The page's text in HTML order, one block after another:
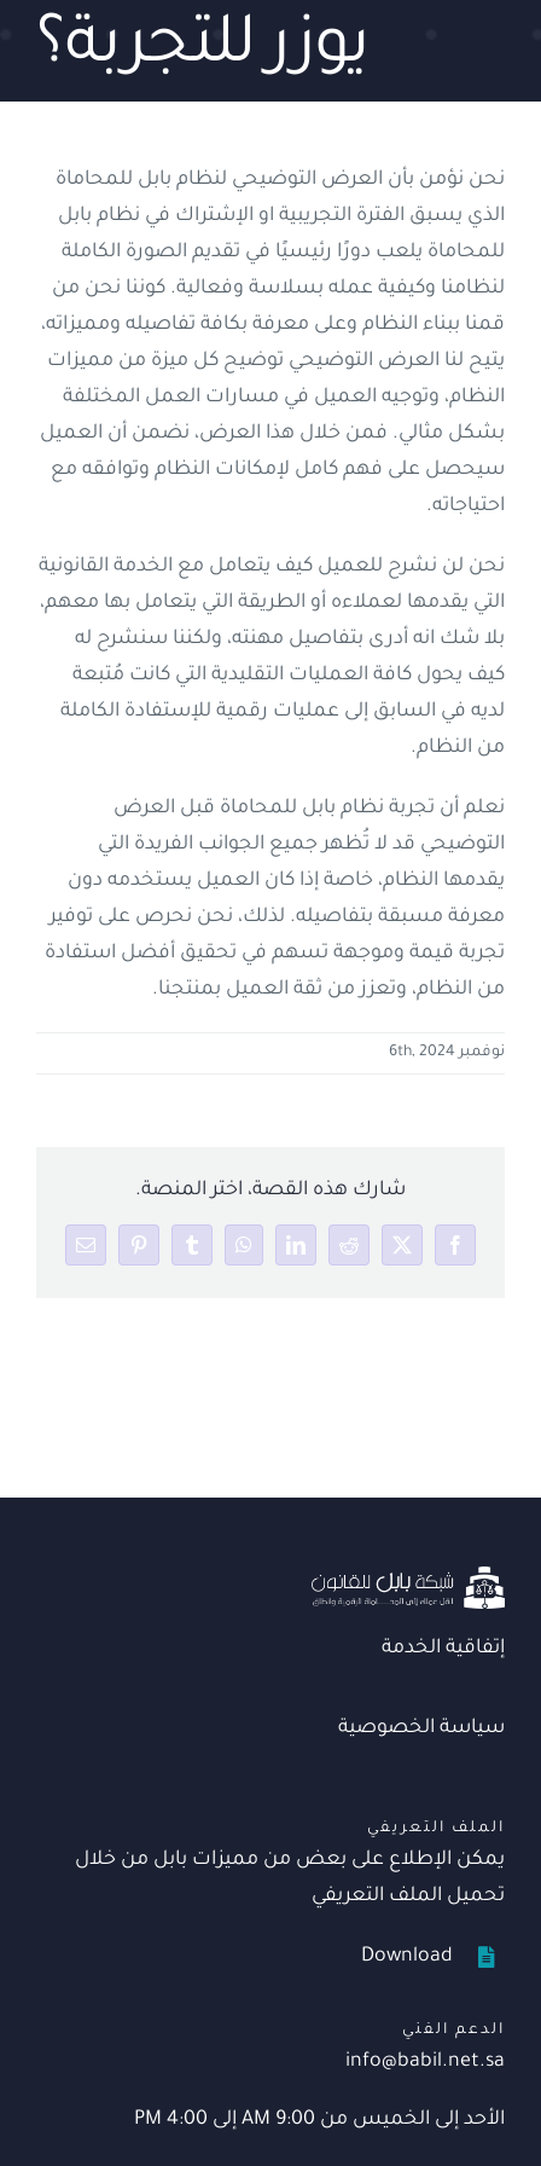
إتصل بنا
يوزر للتجربة؟
نحن نؤمن بأن العرض التوضيحي لنظام بابل للمحاماة
الذي يسبق الفترة التجريبية او الإشتراك في نظام بابل
للمحاماة يلعب دورًا رئيسيًا في تقديم الصورة الكاملة
لنظامنا وكيفية عمله بسلاسة وفعالية. كوننا نحن من
قمنا ببناء النظام وعلى معرفة بكافة تفاصيله ومميزاته،
يتيح لنا العرض التوضيحي توضيح كل ميزة من مميزات
النظام، وتوجيه العميل في مسارات العمل المختلفة
بشكل مثالي. فمن خلال هذا العرض، نضمن أن العميل
سيحصل على فهم كامل لإمكانات النظام وتوافقه مع
احتياجاته.
نحن لن نشرح للعميل كيف يتعامل مع الخدمة القانونية
التي يقدمها لعملاءه أو الطريقة التي يتعامل بها معهم،
بلا شك انه أدرى بتفاصيل مهنته، ولكننا سنشرح له
كيف يحول كافة العمليات التقليدية التي كانت مُتبعة
لديه في السابق إلى عمليات رقمية للإستفادة الكاملة
من النظام.
نعلم أن تجربة نظام بابل للمحاماة قبل العرض
التوضيحي قد لا تُظهر جميع الجوانب الفريدة التي
يقدمها النظام، خاصة إذا كان العميل يستخدمه دون
معرفة مسبقة بتفاصيله. لذلك، نحن نحرص على توفير
تجربة قيمة وموجهة تسهم في تحقيق أفضل استفادة
من النظام، وتعزز من ثقة العميل بمنتجنا.
نوفمبر 6th, 2024
شارك هذه القصة، اختر المنصة.
Facebook
X
Reddit
LinkedIn
WhatsApp
Tumblr
Pinterest
Email
إتفاقية الخدمة
سياسة الخصوصية
الملف التعريفي
يمكن الإطلاع على بعض من مميزات بابل من خلال
تحميل الملف التعريفي
Download
الدعم الفني
info@babil.net.sa
الأحد إلى الخميس من 9:00 AM إلى 4:00 PM